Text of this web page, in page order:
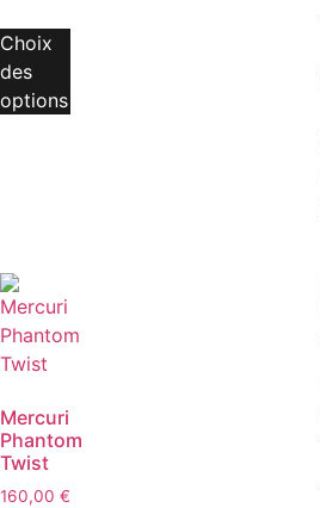
Choix
des
options
Mercuri
Phantom
Twist
160,00 €